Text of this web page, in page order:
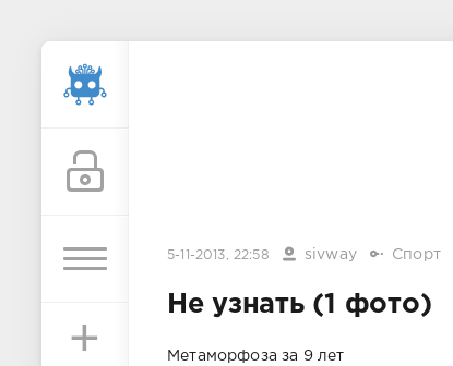
+
5-11-2013, 22:58 sivway Спорт
Не узнать (1 фото)
Метаморфоза за 9 лет